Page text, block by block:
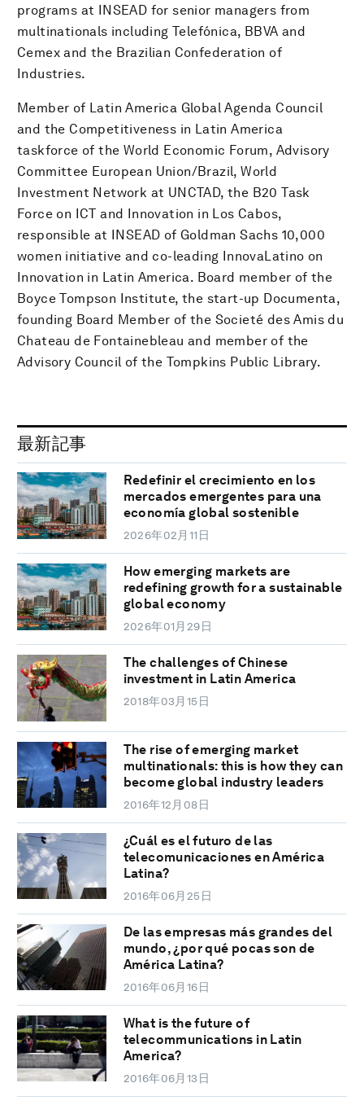
programs at INSEAD for senior managers from
multinationals including Telefónica, BBVA and
Cemex and the Brazilian Confederation of
Industries.
Member of Latin America Global Agenda Council
and the Competitiveness in Latin America
taskforce of the World Economic Forum, Advisory
Committee European Union/Brazil, World
Investment Network at UNCTAD, the B20 Task
Force on ICT and Innovation in Los Cabos,
responsible at INSEAD of Goldman Sachs 10,000
women initiative and co-leading InnovaLatino on
Innovation in Latin America. Board member of the
Boyce Tompson Institute, the start-up Documenta,
founding Board Member of the Societé des Amis du
Chateau de Fontainebleau and member of the
Advisory Council of the Tompkins Public Library.
最新記事
Redefinir el crecimiento en los
mercados emergentes para una
economía global sostenible
2026年02月11日
How emerging markets are
redefining growth for a sustainable
global economy
2026年01月29日
The challenges of Chinese
investment in Latin America
2018年03月15日
The rise of emerging market
multinationals: this is how they can
become global industry leaders
2016年12月08日
¿Cuál es el futuro de las
telecomunicaciones en América
Latina?
2016年06月25日
De las empresas más grandes del
mundo, ¿por qué pocas son de
América Latina?
2016年06月16日
What is the future of
telecommunications in Latin
America?
2016年06月13日